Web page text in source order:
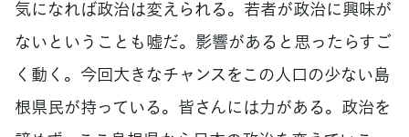
気になれば政治は変えられる。若者が政治に興味が
ないということも嘘だ。影響があると思ったらすご
く動く。今回大きなチャンスをこの人口の少ない島
根県民が持っている。皆さんには力がある。政治を